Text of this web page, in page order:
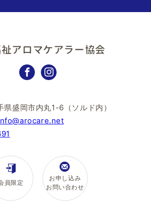
アロマケアラー協会
盛岡市内丸1-6（ソルド内）
員限定
お申し込み
お問い合わせ